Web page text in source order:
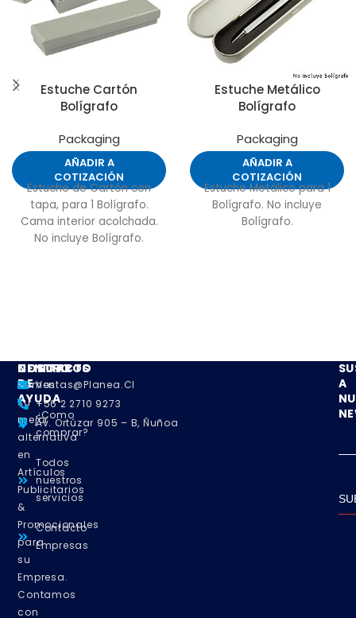
Estuche Cartón
Bolígrafo
Packaging
AÑADIR A
COTIZACIÓN
Estuche de Cartón con
tapa, para 1 Bolígrafo.
Cama interior acolchada.
No incluye Bolígrafo.
Estuche Metálico
Bolígrafo
Packaging
AÑADIR A
COTIZACIÓN
Estuche Metálico para 1
Bolígrafo. No incluye
Bolígrafo.
NOSOTROS
Somos
su
mejor
alternativa
en
Artículos
Publicitarios
&
Promocionales
para
su
Empresa.
Contamos
con
CENTRO
DE
AYUDA
¿Como
comprar?
Todos
nuestros
servicios
Contacto
Empresas
CONTACTO
Ventas@planea.cl
+56 2 2710 9273
Av. Ortúzar 905 – B, Ñuñoa
A